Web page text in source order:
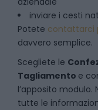
inviare i cesti
Potete contattarci
davvero semplice.
Scegliete le
Tagliamento e
l’apposito modulo.
tutte le